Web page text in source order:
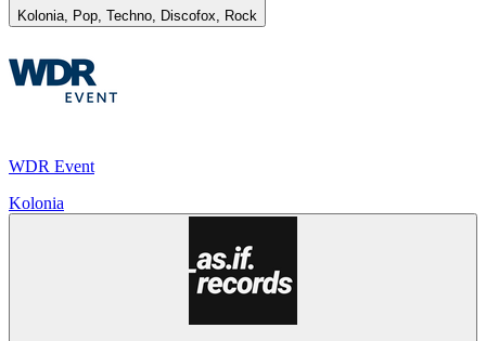
Kolonia, Pop, Techno, Discofox, Rock
WDR Event
Kolonia